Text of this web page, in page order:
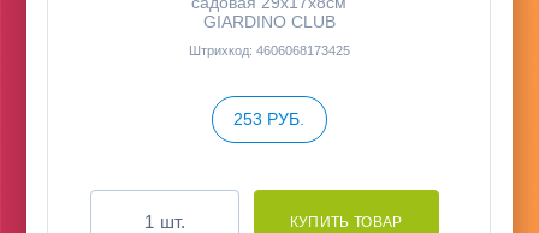
GIARDINO CLUB
Штрихкод: 4606068173425
253 РУБ.
шт.